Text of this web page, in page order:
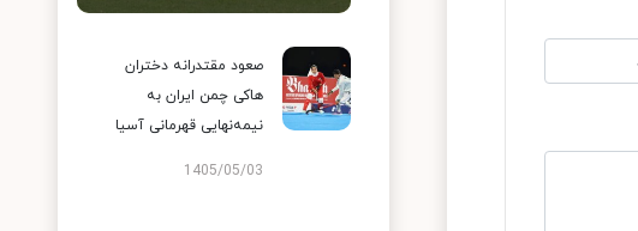
صعود مقتدرانه دختران
هاکی چمن ایران به
نیمه‌نهایی قهرمانی آسیا
1405/05/03